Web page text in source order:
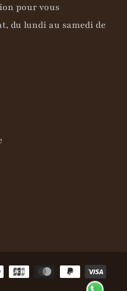
pour vous
du lundi au samedi de